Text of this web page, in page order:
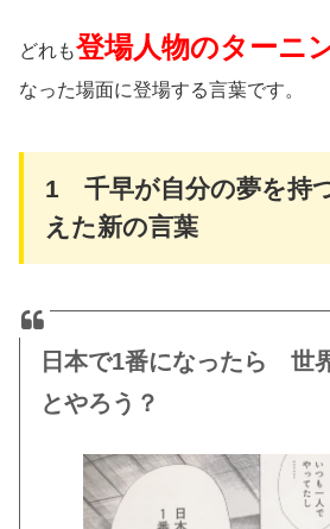
どれも登場人物のターニ
なった場面に登場する言葉です。
1 千早が自分の夢を持
えた新の言葉
日本で1番になったら 世
とやろう？